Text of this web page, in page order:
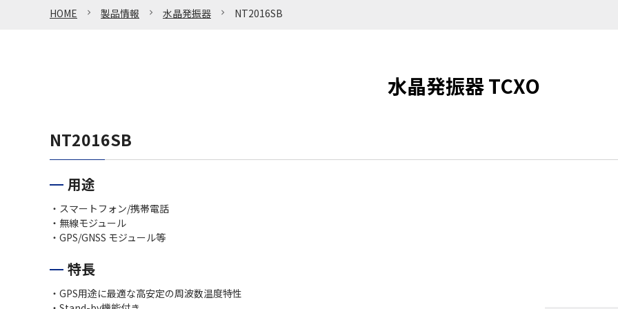
HOME 製品情報 水晶発振器 NT2016SB
水晶発振器 TCXO
NT2016SB
用途
・スマートフォン/携帯電話
・無線モジュール
・GPS/GNSS モジュール等
特長
・GPS用途に最適な高安定の周波数温度特性